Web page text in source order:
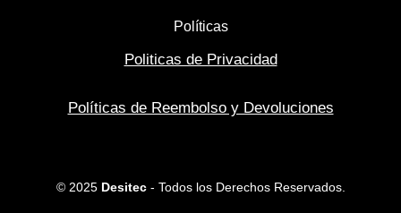
Políticas
Politicas de Privacidad
Políticas de Reembolso y Devoluciones
© 2025 Desitec- Todos los Derechos Reservados.